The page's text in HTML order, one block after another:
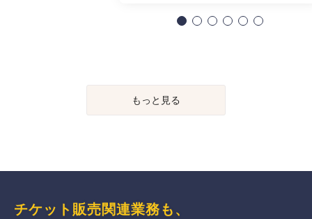
もっと見る
チケット販売関連業務も、